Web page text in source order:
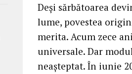
Deși sărbătoarea
lume, povestea
merita. Acum zece
universale. Dar
neașteptat. În iunie